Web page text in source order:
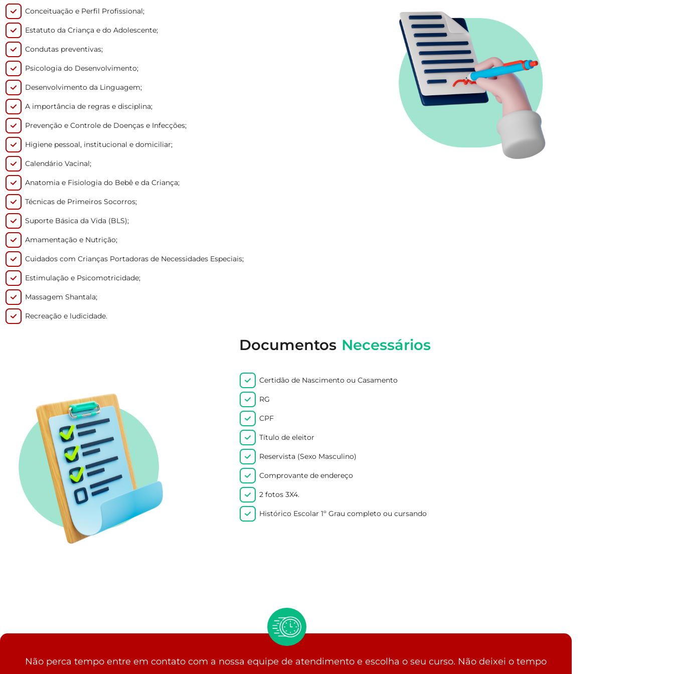
Conceituação e Perfil Profissional;
Estatuto da Criança e do Adolescente;
Condutas preventivas;
Psicologia do Desenvolvimento;
Desenvolvimento da Linguagem;
A importância de regras e disciplina;
Prevenção e Controle de Doenças e Infecções;
Higiene pessoal, institucional e domiciliar;
Calendário Vacinal;
Anatomia e Fisiologia do Bebê e da Criança;
Técnicas de Primeiros Socorros;
Suporte Básica da Vida (BLS);
Amamentação e Nutrição;
Cuidados com Crianças Portadoras de Necessidades Especiais;
Estimulação e Psicomotricidade;
Massagem Shantala;
Recreação e ludicidade.
Documentos Necessários
Certidão de Nascimento ou Casamento
RG
CPF
Título de eleitor
Reservista (Sexo Masculino)
Comprovante de endereço
2 fotos 3X4.
Histórico Escolar 1º Grau completo ou cursando
Não perca tempo entre em contato com a nossa equipe de atendimento e escolha o seu curso. Não deixei o tempo